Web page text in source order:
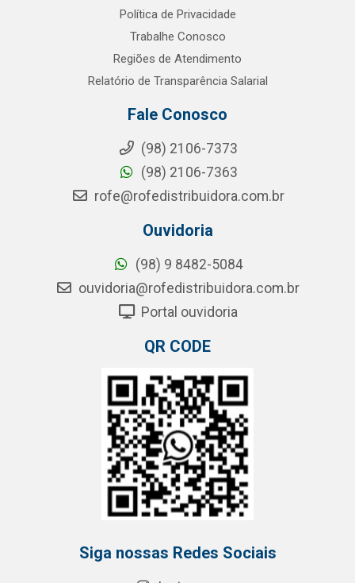
Política de Privacidade
Trabalhe Conosco
Regiões de Atendimento
Relatório de Transparência Salarial
Fale Conosco
(98) 2106-7373
(98) 2106-7363
rofe@rofedistribuidora.com.br
Ouvidoria
(98) 9 8482-5084
ouvidoria@rofedistribuidora.com.br
Portal ouvidoria
QR CODE
Siga nossas Redes Sociais